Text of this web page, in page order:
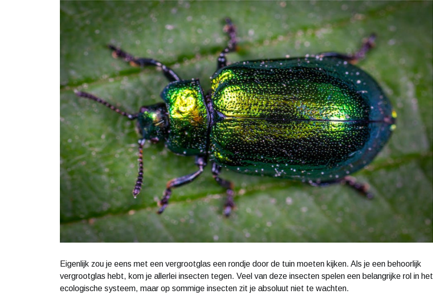
Eigenlijk zou je eens met een vergrootglas een rondje door de tuin moeten kijken. Als je een behoorlijk
vergrootglas hebt, kom je allerlei insecten tegen. Veel van deze insecten spelen een belangrijke rol in het
ecologische systeem, maar op sommige insecten zit je absoluut niet te wachten.